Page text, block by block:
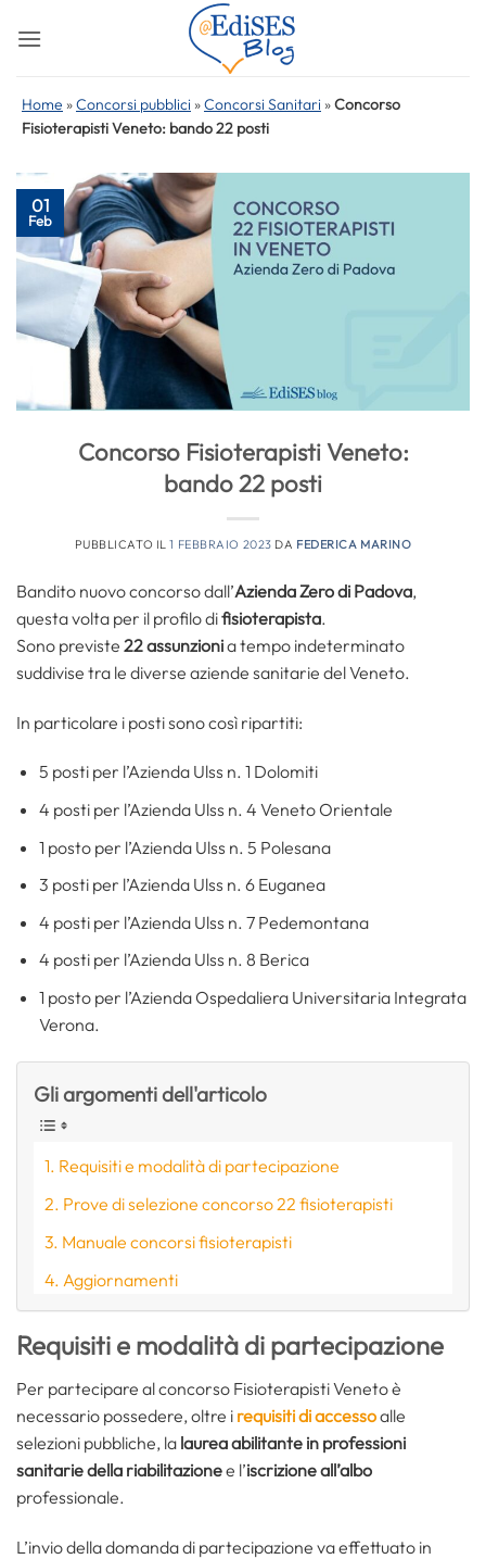
Home »Concorsi pubblici »Concorsi Sanitari »Concorso
Fisioterapisti Veneto: bando 22 posti
01
Feb
Concorso Fisioterapisti Veneto:
bando 22 posti
PUBBLICATO IL1 FEBBRAIO 2023 DA FEDERICA MARINO
Bandito nuovo concorso dall’Azienda Zero di Padova,
questa volta per il profilo difisioterapista.
Sono previste 22 assunzionia tempo indeterminato
suddivise tra le diverse aziende sanitarie del Veneto.
In particolare i posti sono così ripartiti:
5 posti per l’Azienda Ulss n. 1 Dolomiti
4 posti per l’Azienda Ulss n. 4 Veneto Orientale
1 posto per l’Azienda Ulss n. 5 Polesana
3 posti per l’Azienda Ulss n. 6 Euganea
4 posti per l’Azienda Ulss n. 7 Pedemontana
4 posti per l’Azienda Ulss n. 8 Berica
1 posto per l’Azienda Ospedaliera Universitaria Integrata
Verona.
Gli argomenti dell'articolo
Requisiti e modalità di partecipazione
Prove di selezione concorso 22 fisioterapisti
Manuale concorsi fisioterapisti
Aggiornamenti
Requisiti e modalità di partecipazione
Per partecipare al concorso Fisioterapisti Veneto è
necessario possedere, oltre i requisiti di accessoalle
selezioni pubbliche, la laurea abilitante in professioni
sanitarie della riabilitazionee l’iscrizione all’albo
professionale.
L’invio della domanda di partecipazione va effettuato in